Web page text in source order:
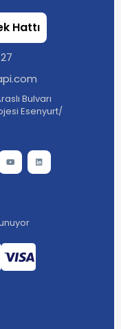
Hattı
Bulvarı
Esenyurt/